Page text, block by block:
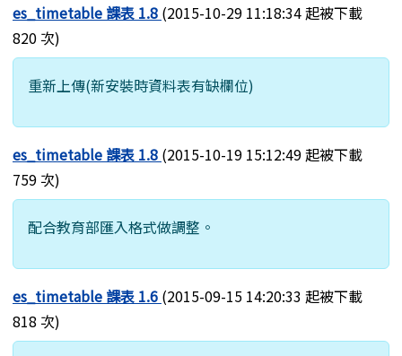
es_timetable 課表 1.8 (2015-10-29 11:18:34 起被下載
820 次)
重新上傳(新安裝時資料表有缺欄位)
es_timetable 課表 1.8 (2015-10-19 15:12:49 起被下載
759 次)
配合教育部匯入格式做調整。
es_timetable 課表 1.6 (2015-09-15 14:20:33 起被下載
818 次)